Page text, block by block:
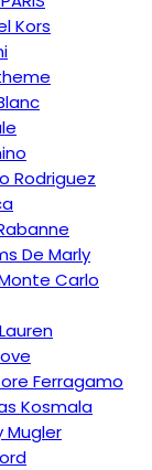
Kors
Rodriguez
De Marly
Carlo
Ferragamo
Kosmala
Mugler